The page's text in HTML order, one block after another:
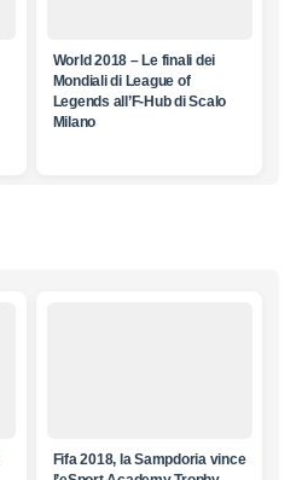
World 2018 – Le finali dei
Mondiali di League of
Legends all’F-Hub di Scalo
Milano
Fifa 2018, la Sampdoria vince